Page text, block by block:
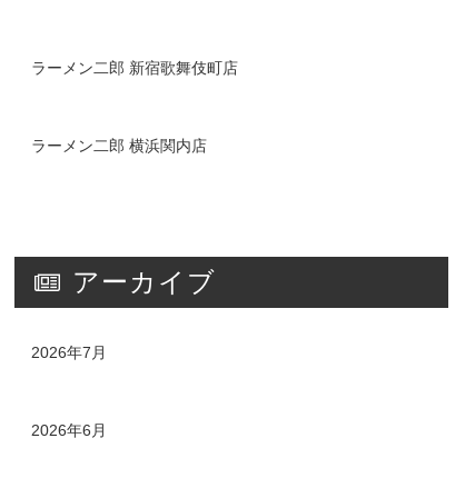
ラーメン二郎 新宿歌舞伎町店
ラーメン二郎 横浜関内店
アーカイブ
2026年7月
2026年6月